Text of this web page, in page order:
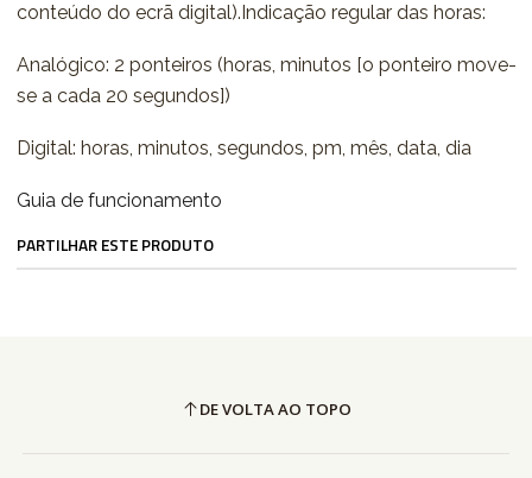
conteúdo do ecrã digital).Indicação regular das horas:
Analógico: 2 ponteiros (horas, minutos [o ponteiro move-
se a cada 20 segundos])
Digital: horas, minutos, segundos, pm, mês, data, dia
Guia de funcionamento
PARTILHAR ESTE PRODUTO
DE VOLTA AO TOPO